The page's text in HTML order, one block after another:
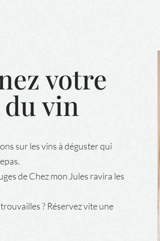
votre
vin
sur les vins à déguster qui
de Chez mon Jules ravira les
? Réservez vite une